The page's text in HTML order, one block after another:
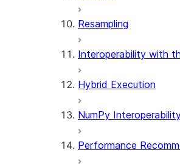
Resampling
Interoperability with
Hybrid Execution
NumPy
Performance